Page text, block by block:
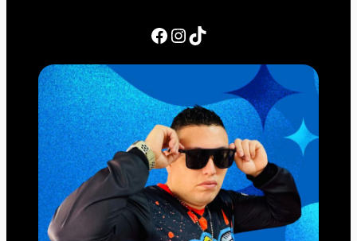
Facebook InstagramTikTok